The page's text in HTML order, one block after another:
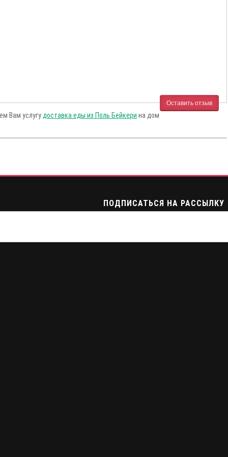
Оставить отзыв
Вам услугу доставка еды из Поль Бейкери на дом
ПОДПИСАТЬСЯ НА РАССЫЛКУ